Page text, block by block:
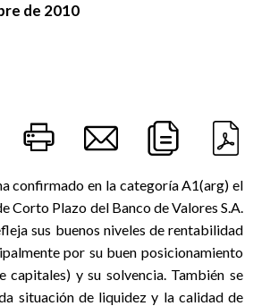
de 2010
confirmado en la categoría A1(arg) el
Corto Plazo del Banco de Valores S.A.
sus buenos niveles de rentabilidad
por su buen posicionamiento
capitales) y su solvencia. También se
situación de liquidez y la calidad de